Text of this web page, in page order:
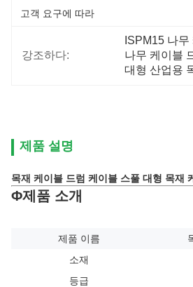
고객 요구에 따라
강조하다:
ISPM15 나
나무 케이블
대형 산업용
제품 설명
목재 케이블 드럼 케이블 스풀 대형 목재
Φ제품 소개
제품 이름
소재
등급